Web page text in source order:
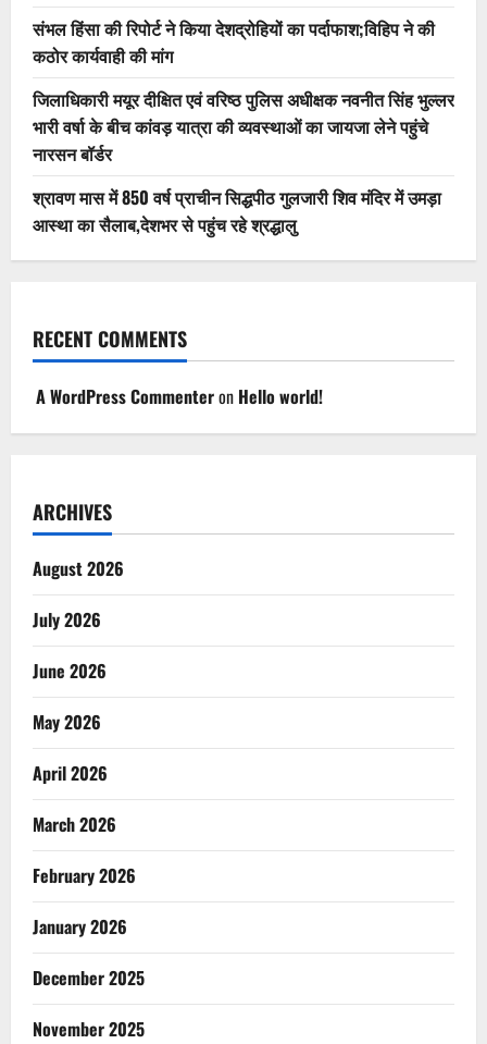
संभल हिंसा की रिपोर्ट ने किया देशद्रोहियों का पर्दाफाश;विहिप ने की
कठोर कार्यवाही की मांग
जिलाधिकारी मयूर दीक्षित एवं वरिष्ठ पुलिस अधीक्षक नवनीत सिंह भुल्लर
भारी वर्षा के बीच कांवड़ यात्रा की व्यवस्थाओं का जायजा लेने पहुंचे
नारसन बॉर्डर
श्रावण मास में 850 वर्ष प्राचीन सिद्धपीठ गुलजारी शिव मंदिर में उमड़ा
आस्था का सैलाब,देशभर से पहुंच रहे श्रद्धालु
RECENT COMMENTS
A WordPress Commenteron Hello world!
ARCHIVES
August 2026
July 2026
June 2026
May 2026
April 2026
March 2026
February 2026
January 2026
December 2025
November 2025